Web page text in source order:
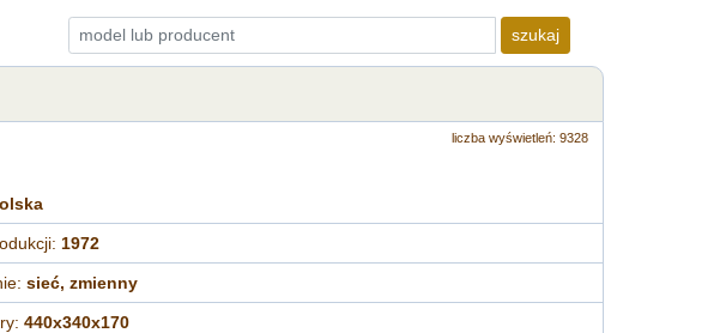
szukaj
liczba wyświetleń: 9328
1972
sieć, zmienny
440x340x170